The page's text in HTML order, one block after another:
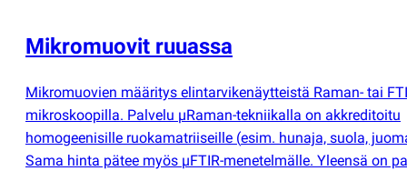
Mikromuovit ruuassa
Mikromuovien määritys elintarvikenäytteistä Raman- tai
mikroskoopilla. Palvelu µRaman-tekniikalla on akkreditoitu
homogeenisille ruokamatriiseille (esim. hunaja, suola,
Sama hinta pätee myös µFTIR-menetelmälle. Yleensä on